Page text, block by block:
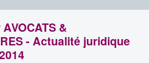
&
- Actualité juridique